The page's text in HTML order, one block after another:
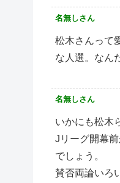
名無しさん
松木さんって
な人選。なん
名無しさん
いかにも松木
Jリーグ開幕
でしょう。
賛否両論いろ